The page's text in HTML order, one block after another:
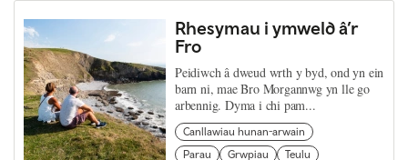
Rhesymau i ymweld â’r
Fro
Peidiwch â dweud wrth y byd, ond yn ein
barn ni, mae Bro Morgannwg yn lle go
arbennig. Dyma i chi pam...
Canllawiau hunan-arwain
Parau
Grwpiau
Teulu